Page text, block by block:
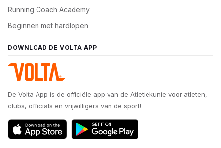
Running Coach Academy
Beginnen met hardlopen
DOWNLOAD DE VOLTA APP
De Volta App is de officiële app van de Atletiekunie voor atleten,
clubs, officials en vrijwilligers van de sport!